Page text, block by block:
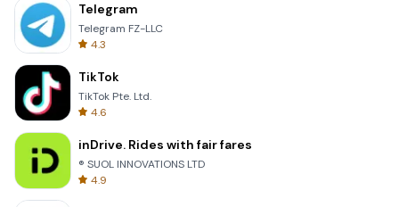
Telegram
Telegram FZ-LLC
4.3
TikTok
TikTok Pte. Ltd.
4.6
inDrive. Rides with fair fares
® SUOL INNOVATIONS LTD
4.9